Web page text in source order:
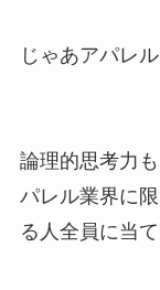
じゃあアパレ
論理的思考力
パレル業界に
る人全員に当